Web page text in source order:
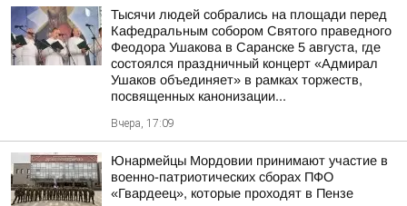
Тысячи людей собрались на площади перед
Кафедральным собором Святого праведного
Феодора Ушакова в Саранске 5 августа, где
состоялся праздничный концерт «Адмирал
Ушаков объединяет» в рамках торжеств,
посвященных канонизации...
Вчера, 17:09
Юнармейцы Мордовии принимают участие в
военно-патриотических сборах ПФО
«Гвардеец», которые проходят в Пензе